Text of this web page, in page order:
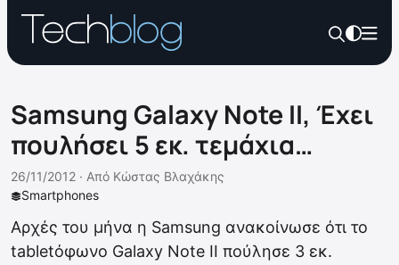
Samsung Galaxy Note II, Έχει
πουλήσει 5 εκ. τεμάχια…
Smartphones
26/11/2012 · Από Κώστας Βλαχάκης
Αρχές του μήνα η Samsung ανακοίνωσε ότι το
tabletόφωνο Galaxy Note II πούλησε 3 εκ.